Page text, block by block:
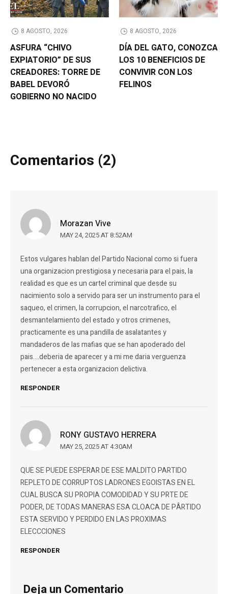
8 AGOSTO, 2026
ASFURA “CHIVO
EXPIATORIO” DE SUS
CREADORES: TORRE DE
BABEL DEVORÓ
GOBIERNO NO NACIDO
8 AGOSTO, 2026
DÍA DEL GATO, CONOZCA
LOS 10 BENEFICIOS DE
CONVIVIR CON LOS
FELINOS
Comentarios (2)
Morazan Vive
MAY 24, 2025 AT 8:52AM
Estos vulgares hablan del Partido Nacional como si fuera
una organizacion prestigiosa y necesaria para el pais, la
realidad es que es un cartel criminal que desde su
nacimiento solo a servido para ser un instrumento para el
saqueo, el crimen, la corrupcion, el narcotrafico, el
desmantelamiento del estado y otros crimenes,
practicamente es una pandilla de asalatantes y
mandaderos de las mafias que se han apoderado del
pais….deberia de aparecer y a mi me daria verguenza
pertenecer a esta organizacion delictiva.
RESPONDER
RONY GUSTAVO HERRERA
MAY 25, 2025 AT 4:30AM
QUE SE PUEDE ESPERAR DE ESE MALDITO PARTIDO
REPLETO DE CORRUPTOS LADRONES EGOISTAS EN EL
CUAL BUSCA SU PROPIA COMODIDAD Y SU PRTE DE
PODER, DE TODAS MANERAS ESA CLOACA DE PÂRTIDO
ESTA SERVIDO Y PERDIDO EN LAS PROXIMAS
ELECCCIONES
RESPONDER
Deja un Comentario